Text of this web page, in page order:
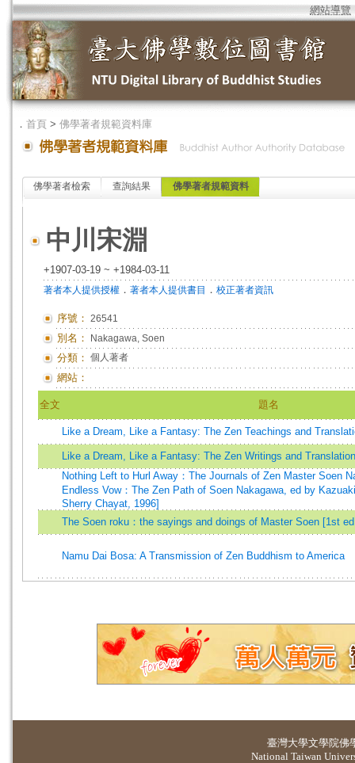
網站導覽
． 首頁 > 佛學著者規範資料庫
佛學著者檢索 查詢結果 佛學著者規範資料
中川宋淵
+1907-03-19 ~ +1984-03-11
著者本人提供授權 ． 著者本人提供書目 ． 校正著者資訊
序號： 26541
別名： Nakagawa, Soen
分類： 個人著者
網站：
全文 題名
Like a Dream, Like a Fantasy: The Zen Teachings and
Like a Dream, Like a Fantasy: The Zen Writings and
Nothing Left to Hurl Away：The Journals of Zen Master Soen
Endless Vow：The Zen Path of Soen Nakagawa, ed by
Sherry Chayat, 1996]
The Soen roku：the sayings and doings of Master Soen [1st
Namu Dai Bosa: A Transmission of Zen Buddhism to America
臺灣大學文學院佛
National Taiwan